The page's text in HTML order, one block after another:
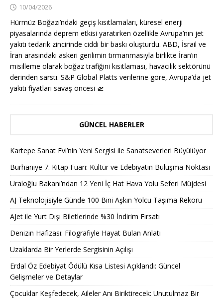
10/04/2026
Hürmüz Boğazı’ndaki geçiş kısıtlamaları, küresel enerji
piyasalarında deprem etkisi yaratırken özellikle Avrupa’nın jet
yakıtı tedarik zincirinde ciddi bir baskı oluşturdu. ABD, İsrail ve
İran arasındaki askeri gerilimin tırmanmasıyla birlikte İran’ın
misilleme olarak boğaz trafiğini kısıtlaması, havacılık sektörünü
derinden sarstı. S&P Global Platts verilerine göre, Avrupa’da jet
yakıtı fiyatları savaş öncesi 🛫
GÜNCEL HABERLER
Kartepe Sanat Evi’nin Yeni Sergisi ile Sanatseverleri Büyülüyor
Burhaniye 7. Kitap Fuarı: Kültür ve Edebiyatın Buluşma Noktası
Uraloğlu Bakanı’ndan 12 Yeni İç Hat Hava Yolu Seferi Müjdesi
AJ Teknolojisiyle Günde 100 Bini Aşkın Yolcu Taşıma Rekoru
AJet ile Yurt Dışı Biletlerinde %30 İndirim Fırsatı
Denizin Hafızası: Filografiyle Hayat Bulan Anlatı
Uzaklarda Bir Yerlerde Sergisinin Açılışı
Erdal Öz Edebiyat Ödülü Kısa Listesi Açıklandı: Güncel
Gelişmeler ve Detaylar
Çocuklar Keşfedecek, Aileler Anı Biriktirecek: Unutulmaz Bir